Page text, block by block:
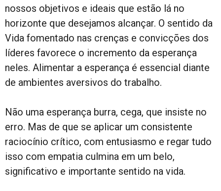
nossos objetivos e ideais que estão lá no
horizonte que desejamos alcançar. O sentido da
Vida fomentado nas crenças e convicções dos
líderes favorece o incremento da esperança
neles. Alimentar a esperança é essencial diante
de ambientes aversivos do trabalho.
Não uma esperança burra, cega, que insiste no
erro. Mas de que se aplicar um consistente
raciocínio crítico, com entusiasmo e regar tudo
isso com empatia culmina em um belo,
significativo e importante sentido na vida.